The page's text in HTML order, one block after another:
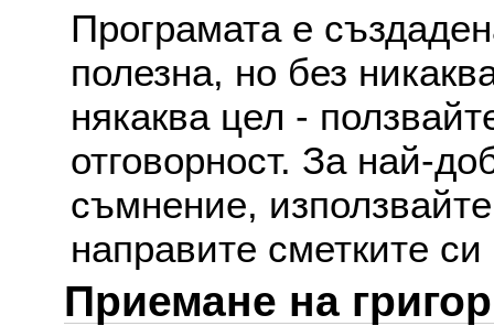
Програмата е
полезна, но без
някаква цел -
отговорност. За най-
съмнение,
направите сметките
Приемане на